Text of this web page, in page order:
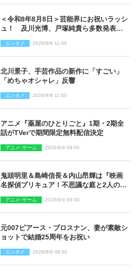
＜令和8年8月8日＞芸能界にお祝いラッシ
ュ！ 及川光博、戸塚純貴ら多数発表結
エンタメ 2026/8/9 11:00
北川景子、手芸作品の新作に「すごい」
「めちゃオシャレ」反響
エンタメ 2026/8/9 11:00
アニメ『薬屋のひとりごと』1期・2期全
話がTVerで期間限定無料配信決定
アニメ･ゲーム 2026/8/9 09:00
鬼頭明里＆島崎信長＆内山昂輝は『映画
名探偵プリキュア！不思議な庭と2人の秘
アニメ･ゲーム 2026/8/9 09:00
元007ピアース・ブロスナン、妻が素敵シ
ョットで結婚25周年をお祝い
エンタメ 2026/8/9 08:00